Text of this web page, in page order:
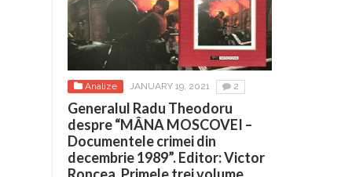
Analize JANUARY 19, 2021 2
Generalul Radu Theodoru
despre “MÂNA MOSCOVEI –
Documentele crimei din
decembrie 1989”. Editor: Victor